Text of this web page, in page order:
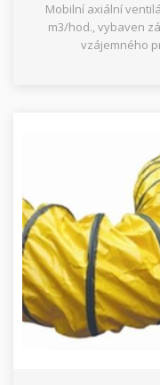
Mobilní axiální
m3/hod., vybaven
vzájemného